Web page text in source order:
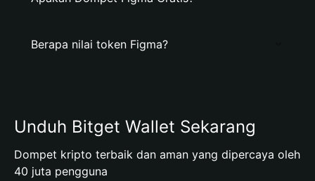
Berapa nilai token Figma?
Unduh Bitget Wallet Sekarang
Dompet kripto terbaik dan aman yang dipercaya oleh
40 juta pengguna